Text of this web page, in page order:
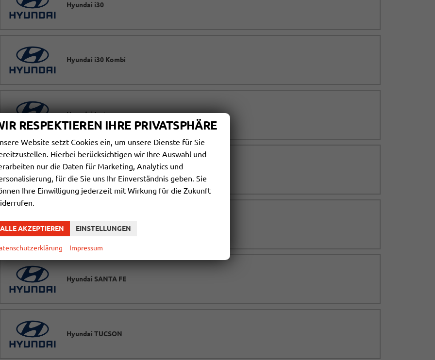
Hyundai i30
Hyundai i30 Kombi
Hyundai Inster
Hyundai KONA
Hyundai SANTA FE
Hyundai TUCSON
RESPEKTIEREN IHRE PRIVATSPHÄRE
Website setzt Cookies ein, um unsere Dienste für Sie
Hierbei berücksichtigen wir Ihre Auswahl und
nur die Daten für Marketing, Analytics und
für die Sie uns Ihr Einverständnis geben. Sie
Ihre Einwilligung jederzeit mit Wirkung für die Zukunft
ALLE AKZEPTIEREN EINSTELLUNGEN
Impressum